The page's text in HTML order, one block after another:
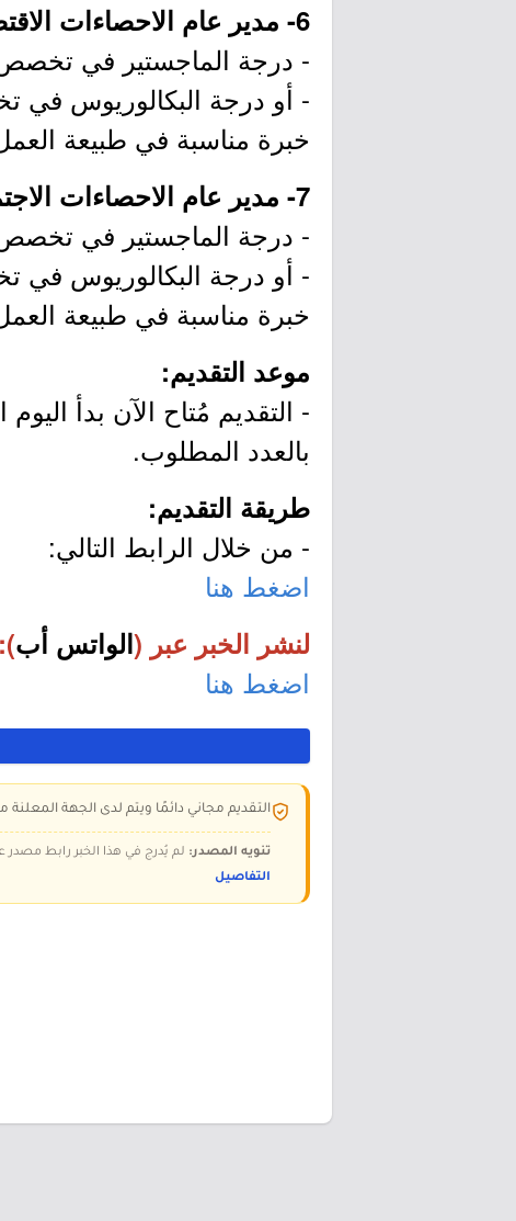
6- مدير عام الاحصاءات الاقتصادية:
- درجة الماجستير في تخصص
- أو درجة البكالوريوس في
خبرة مناسبة في طبيعة
7- مدير عام الاحصاءات الاجتماعية:
- درجة الماجستير في تخصص
- أو درجة البكالوريوس في
خبرة مناسبة في طبيعة
موعد التقديم:
بالعدد المطلوب.
طريقة التقديم:
- من خلال الرابط التالي:
اضغط هنا
لنشر الخبر عبر (الواتس أب):
اضغط هنا
التقديم مجاني دائمًا ويتم لدى الجهة
تنويه المصدر: لم يُدرج في هذا الخبر رابط مصدر
التفاصيل